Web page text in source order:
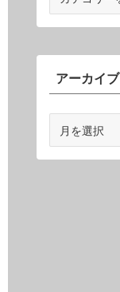
ゴ
ー
アーカイブ
カ